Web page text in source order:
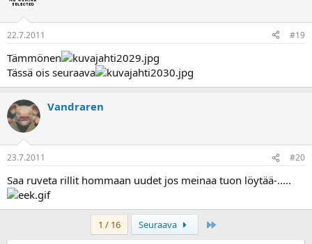
22.7.2011 #19
Tämmönen
Tässä ois seuraava
Vandraren
23.7.2011 #20
Saa ruveta rillit hommaan uudet jos meinaa tuon löytää-.....
1 / 16 Seuraava